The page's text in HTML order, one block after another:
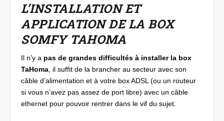
L’INSTALLATION ET
APPLICATION DE LA BOX
SOMFY TAHOMA
Il n’y a pas de grandes difficultés à installer la box
TaHoma , il suffit de la brancher au secteur avec son
câble d’alimentation et à votre box ADSL (ou un routeur
si vous n’avez pas assez de port libre) avec un câble
ethernet pour pouvoir rentrer dans le vif du sujet.